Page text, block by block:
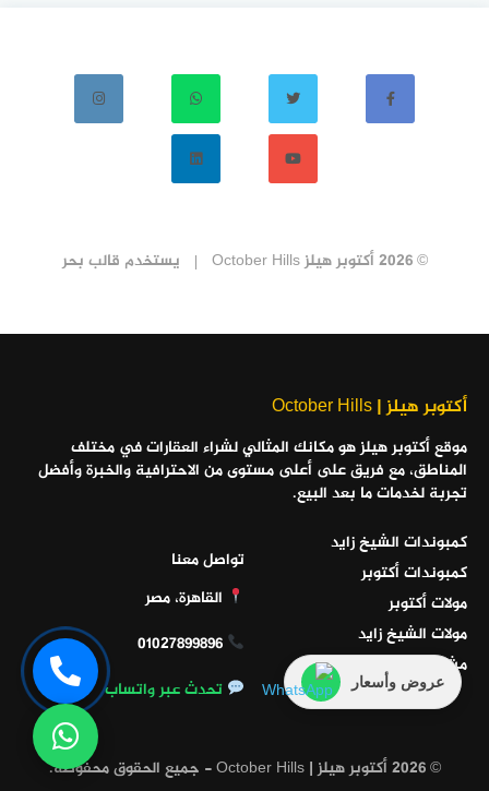
عروض وأسعار
© 2026 أكتوبر هيلز October Hills يستخدم قالب بحر
أكتوبر هيلز | October Hills
موقع أكتوبر هيلز هو مكانك المثالي لشراء العقارات في مختلف
المناطق، مع فريق على أعلى مستوى من الاحترافية والخبرة وأفضل
تجربة لخدمات ما بعد البيع.
كمبوندات الشيخ زايد
كمبوندات أكتوبر
مولات أكتوبر
مولات الشيخ زايد
مشاريع الساحل الشمالي
تواصل معنا
القاهرة، مصر
01027899896
تحدث عبر واتساب
© 2026 أكتوبر هيلز | October Hills - جميع الحقوق محفوظة.